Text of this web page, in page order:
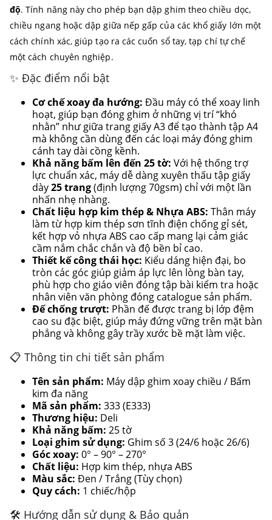
độ. Tính năng này cho phép bạn dập ghim theo chiều dọc,
chiều ngang hoặc dập giữa nếp gấp của các khổ giấy lớn một
cách chính xác, giúp tạo ra các cuốn sổ tay, tạp chí tự chế
một cách chuyên nghiệp.
✨ Đặc điểm nổi bật
Cơ chế xoay đa hướng: Đầu máy có thể xoay linh
hoạt, giúp bạn đóng ghim ở những vị trí “khó
nhằn” như giữa trang giấy A3 để tạo thành tập A4
mà không cần dùng đến các loại máy đóng ghim
cánh tay dài cồng kềnh.
Khả năng bấm lên đến 25 tờ: Với hệ thống trợ
lực chuẩn xác, máy dễ dàng xuyên thấu tập giấy
dày25 trang(định lượng 70gsm) chỉ với một lần
nhấn nhẹ nhàng.
Chất liệu hợp kim thép & Nhựa ABS: Thân máy
làm từ hợp kim thép sơn tĩnh điện chống gỉ sét,
kết hợp vỏ nhựa ABS cao cấp mang lại cảm giác
cầm nắm chắc chắn và độ bền bỉ cao.
Thiết kế công thái học: Kiểu dáng hiện đại, bo
tròn các góc giúp giảm áp lực lên lòng bàn tay,
phù hợp cho giáo viên đóng tập bài kiểm tra hoặc
nhân viên văn phòng đóng catalogue sản phẩm.
Đế chống trượt: Phần đế được trang bị lớp đệm
cao su đặc biệt, giúp máy đứng vững trên mặt bàn
phẳng và không gây trầy xước bề mặt làm việc.
📋 Thông tin chi tiết sản phẩm
Tên sản phẩm: Máy dập ghim xoay chiều / Bấm
kim đa năng
Mã sản phẩm: 333 (E333)
Thương hiệu: Deli
Khả năng bấm: 25 tờ
Loại ghim sử dụng: Ghim số 3 (24/6 hoặc 26/6)
Góc xoay: 0° – 90° – 270°
Chất liệu: Hợp kim thép, nhựa ABS
Màu sắc: Đen / Trắng (Tùy chọn)
Quy cách: 1 chiếc/hộp
🛠 Hướng dẫn sử dụng & Bảo quản